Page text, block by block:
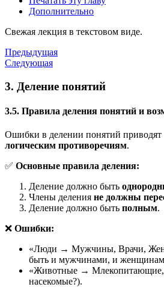
Дополнительно
Свежая лекция в текстовом виде.
Предыдущая
Следующая
3. Деление понятий
3.5. Правила деления понятий и
Ошибки в делении понятий приводят
логическим противоречиям.
✅ Основные правила деления:
Деление должно быть
Члены деления не должны
Деление должно быть полным.
❌ Ошибки:
«Люди → Мужчины, Врачи,
быть и мужчинами, и
«Животные →
насекомые?).